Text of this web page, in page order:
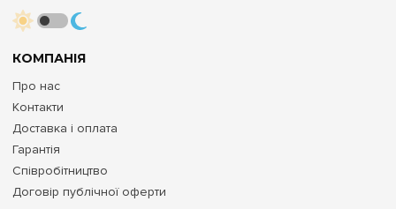
КОМПАНІЯ
Про нас
Контакти
Доставка і оплата
Гарантія
Співробітництво
Договір публічної оферти